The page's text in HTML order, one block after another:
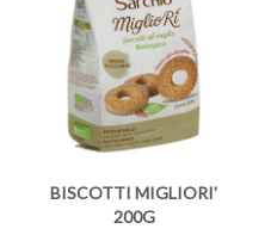
BISCOTTI MIGLIORI'
200G